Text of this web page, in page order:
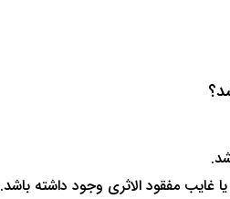
غایب مفقود الاثری وجود داشته باشد.